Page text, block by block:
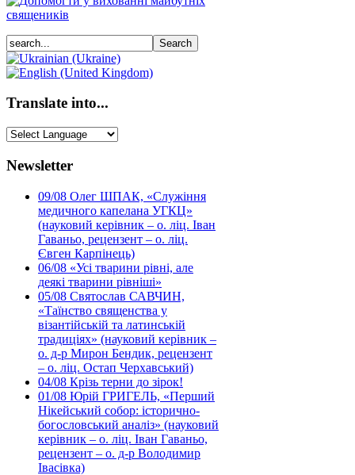
Translate into...
Newsletter
09/08 Олег ШПАК, «Служіння
медичного капелана УГКЦ»
(науковий керівник – о. ліц. Іван
Гаваньо, рецензент – о. ліц.
Євген Карпінець)
06/08 «Усі тварини рівні, але
деякі тварини рівніші»
05/08 Святослав САВЧИН,
«Таїнство священства у
візантійській та латинській
традиціях» (науковий керівник –
о. д-р Мирон Бендик, рецензент
– о. ліц. Остап Черхавський)
04/08 Крізь терни до зірок!
01/08 Юрій ГРИГЕЛЬ, «Перший
Нікейський собор: історично-
богословський аналіз» (науковий
керівник – о. ліц. Іван Гаваньо,
рецензент – о. д-р Володимир
Івасівка)